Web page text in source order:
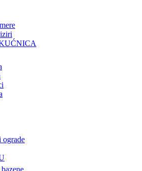
ograde